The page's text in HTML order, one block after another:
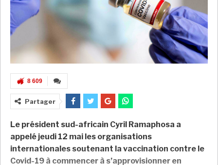
8 609
Partager
Le président sud-africain Cyril Ramaphosa a
appelé jeudi 12 mai les organisations
internationales soutenant la vaccination contre le
Covid-19 à commencer à s’approvisionner en